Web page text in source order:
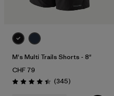
M's Multi Trails Shorts - 8"
CHF 79
Évaluation: 4.4 / 5
(345Avis
)